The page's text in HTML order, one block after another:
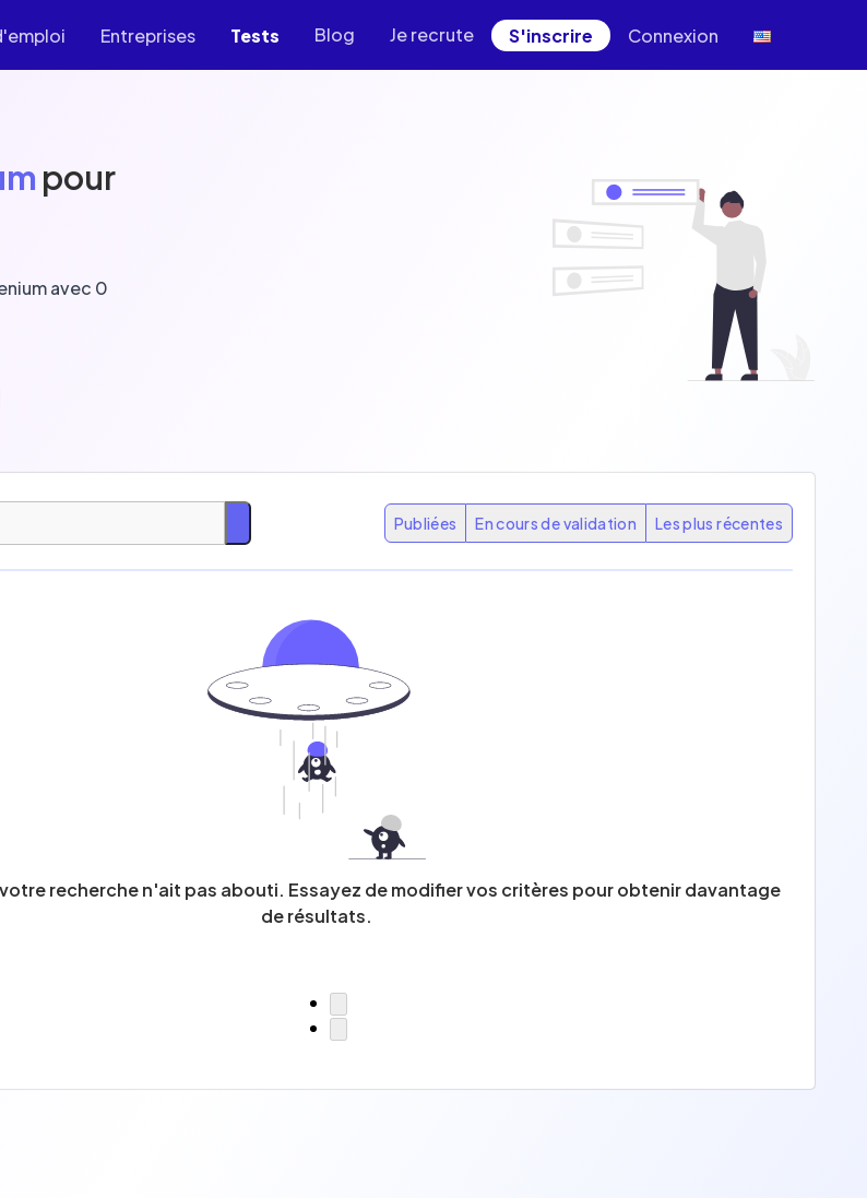
Entreprises Tests Blog Je recrute S'inscrire Connexion
pour
avec 0
Publiées En cours de validation Les plus récentes
Trier par
Les plus récentes
Dernier commentaire
recherche n'ait pas abouti. Essayez de modifier vos critères pour obtenir davantage
de résultats.